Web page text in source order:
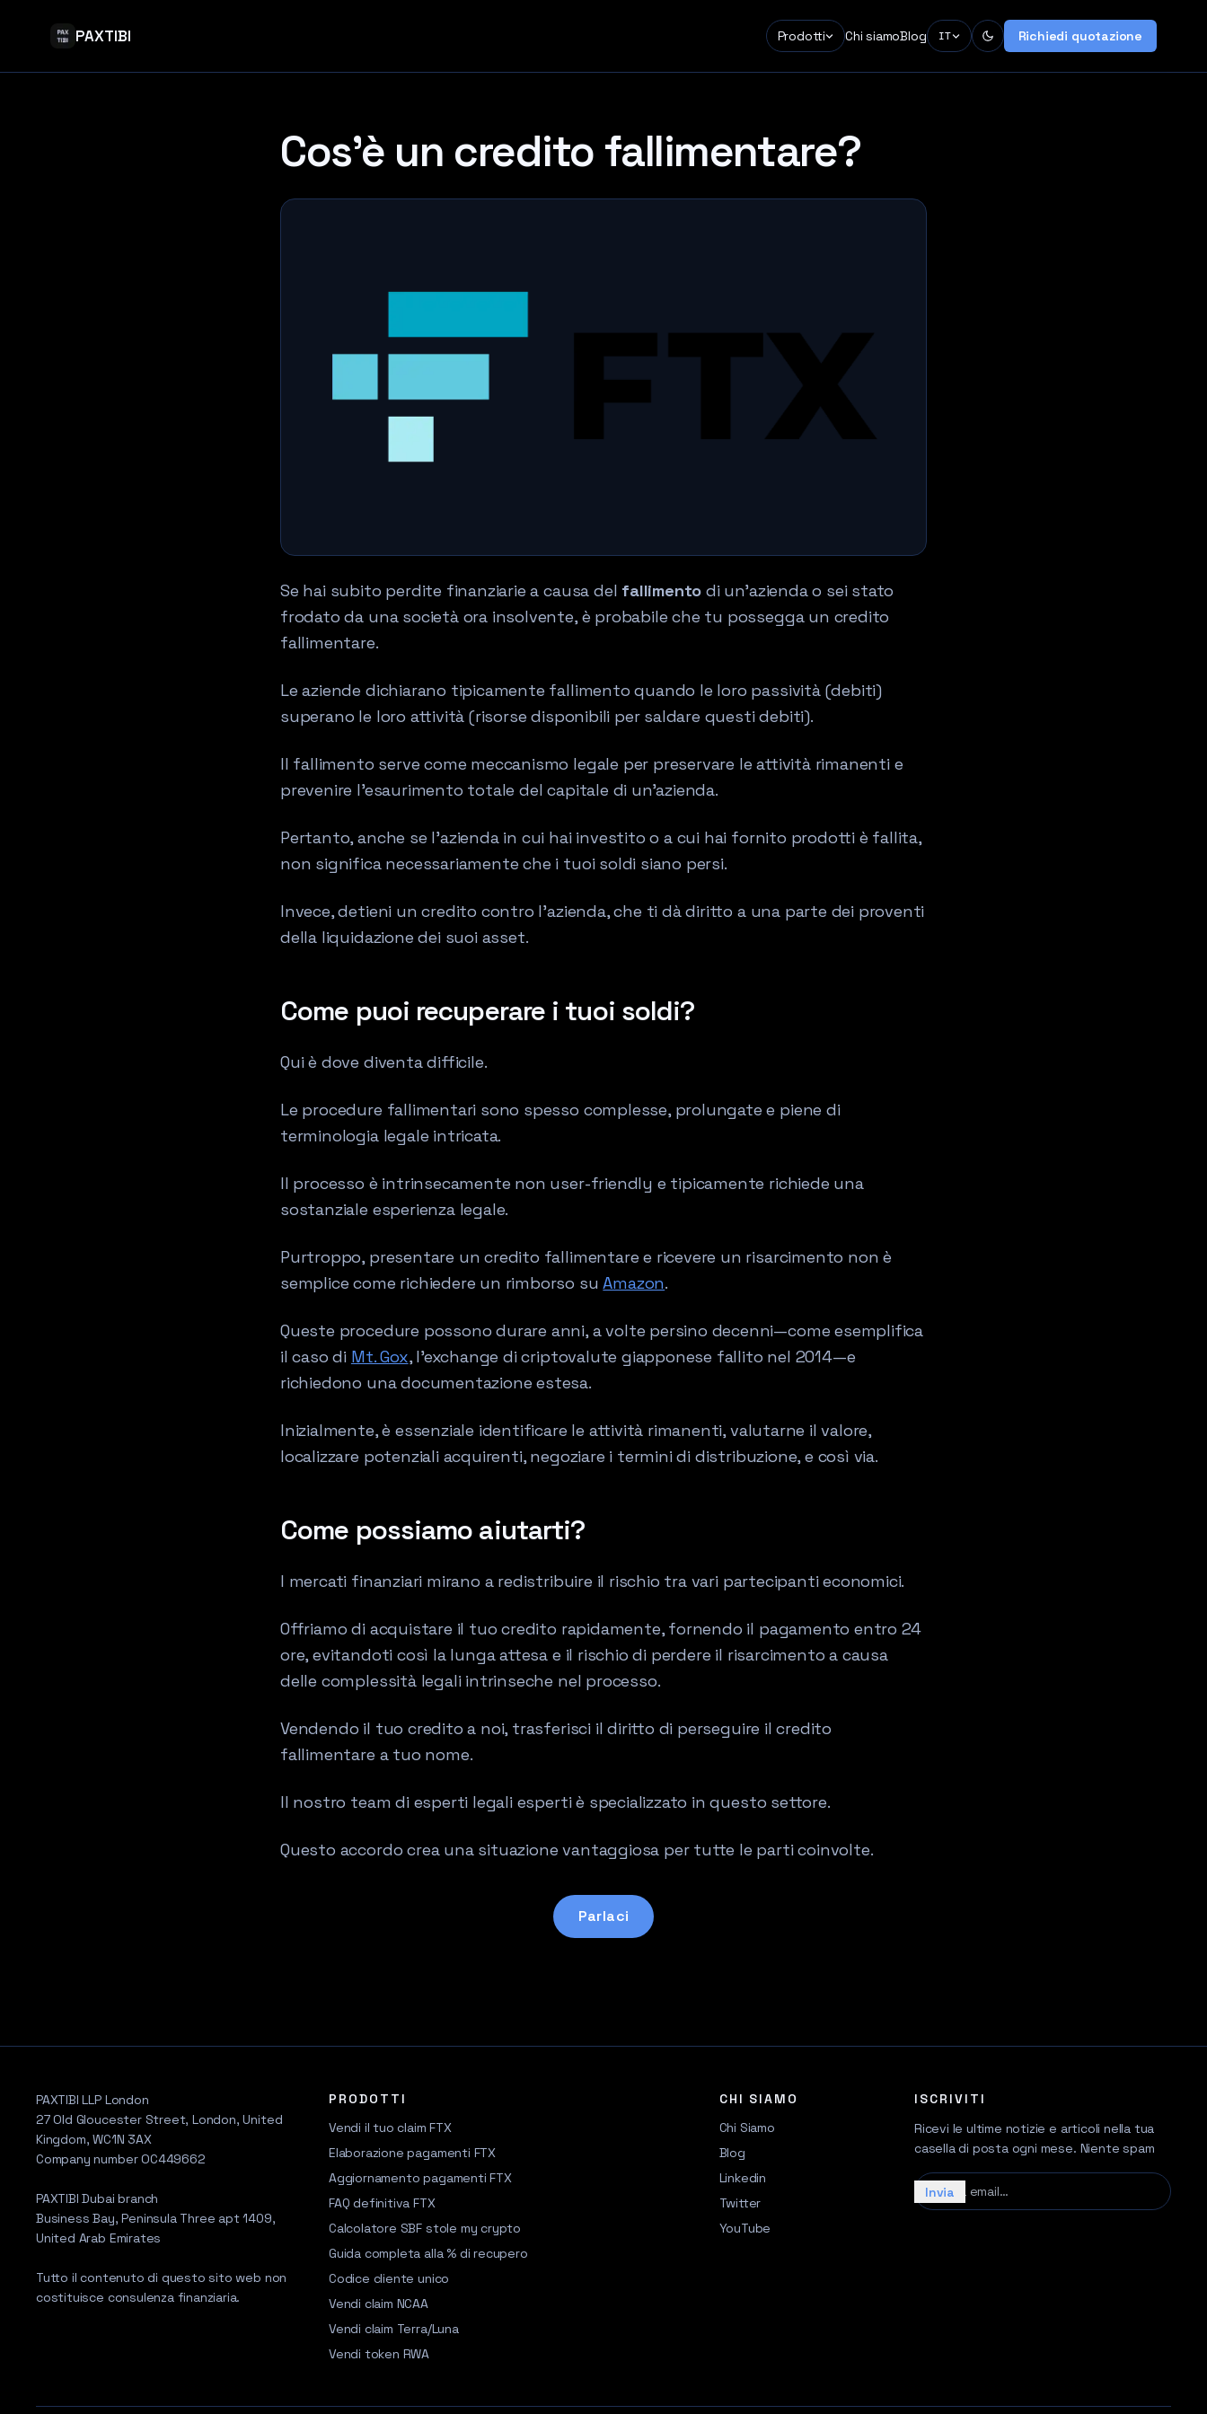
PAXTIBI Prodotti Chi siamoBlog IT Richiedi quotazione
Cos'è un credito fallimentare?
Se hai subito perdite finanziarie a causa del fallimento di un'azienda o sei stato
frodato da una società ora insolvente, è probabile che tu possegga un credito
fallimentare.
Le aziende dichiarano tipicamente fallimento quando le loro passività (debiti)
superano le loro attività (risorse disponibili per saldare questi debiti).
Il fallimento serve come meccanismo legale per preservare le attività rimanenti e
prevenire l'esaurimento totale del capitale di un'azienda.
Pertanto, anche se l'azienda in cui hai investito o a cui hai fornito prodotti è fallita,
non significa necessariamente che i tuoi soldi siano persi.
Invece, detieni un credito contro l'azienda, che ti dà diritto a una parte dei proventi
della liquidazione dei suoi asset.
Come puoi recuperare i tuoi soldi?
Qui è dove diventa difficile.
Le procedure fallimentari sono spesso complesse, prolungate e piene di
terminologia legale intricata.
Il processo è intrinsecamente non user-friendly e tipicamente richiede una
sostanziale esperienza legale.
Purtroppo, presentare un credito fallimentare e ricevere un risarcimento non è
semplice come richiedere un rimborso suAmazon.
Queste procedure possono durare anni, a volte persino decenni—come esemplifica
il caso di Mt. Gox, l'exchange di criptovalute giapponese fallito nel 2014—e
richiedono una documentazione estesa.
Inizialmente, è essenziale identificare le attività rimanenti, valutarne il valore,
localizzare potenziali acquirenti, negoziare i termini di distribuzione, e così via.
Come possiamo aiutarti?
I mercati finanziari mirano a redistribuire il rischio tra vari partecipanti economici.
Offriamo di acquistare il tuo credito rapidamente, fornendo il pagamento entro 24
ore, evitandoti così la lunga attesa e il rischio di perdere il risarcimento a causa
delle complessità legali intrinseche nel processo.
Vendendo il tuo credito a noi, trasferisci il diritto di perseguire il credito
fallimentare a tuo nome.
Il nostro team di esperti legali esperti è specializzato in questo settore.
Questo accordo crea una situazione vantaggiosa per tutte le parti coinvolte.
Parlaci
PAXTIBI LLP London
27 Old Gloucester Street, London, United
Kingdom, WC1N 3AX
Company number OC449662
PAXTIBI Dubai branch
Business Bay, Peninsula Three apt 1409,
United Arab Emirates
Tutto il contenuto di questo sito web non
costituisce consulenza finanziaria.
PRODOTTI
Vendi il tuo claim FTX
Elaborazione pagamenti FTX
Aggiornamento pagamenti FTX
FAQ definitiva FTX
Calcolatore SBF stole my crypto
Guida completa alla % di recupero
Codice cliente unico
Vendi claim NCAA
Vendi claim Terra/Luna
Vendi token RWA
CHI SIAMO
Chi Siamo
Blog
Linkedin
Twitter
YouTube
ISCRIVITI
Ricevi le ultime notizie e articoli nella tua
casella di posta ogni mese. Niente spam
La tua email…
Invia